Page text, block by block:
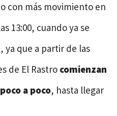
con más movimiento en
13:00, cuando ya se
ya que a partir de las
de El Rastro comienzan
a poco, hasta llegar